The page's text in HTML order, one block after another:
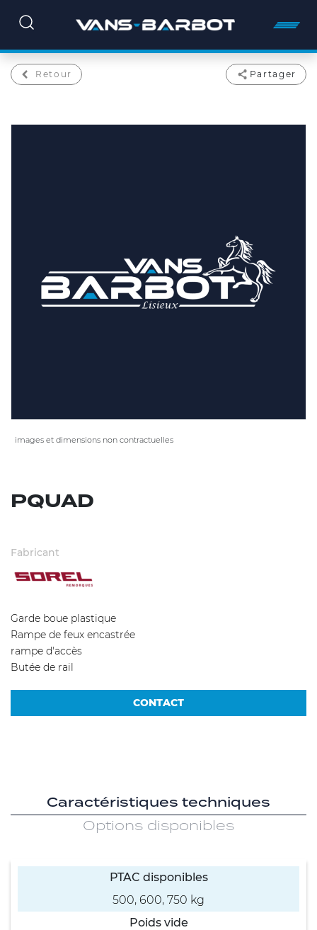
images et dimensions non contractuelles
PQUAD
Fabricant
Garde boue plastique
Rampe de feux encastrée
rampe d'accès
Butée de rail
CONTACT
Retour Partager
Caractéristiques techniques
Options disponibles
PTAC disponibles
500, 600, 750 kg
Poids vide